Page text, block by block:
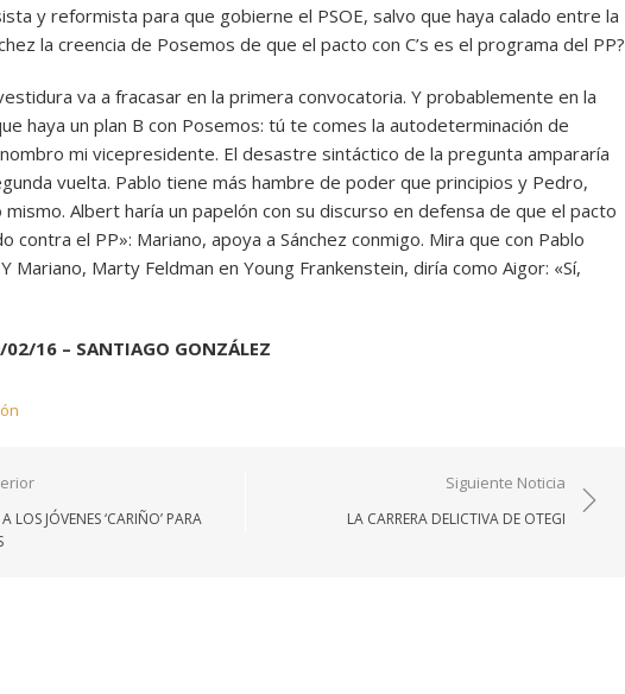
y reformista para que gobierne el PSOE, salvo que haya calado entre la
la creencia de Posemos de que el pacto con C’s es el programa del PP?
va a fracasar en la primera convocatoria. Y probablemente en la
haya un plan B con Posemos: tú te comes la autodeterminación de
mi vicepresidente. El desastre sintáctico de la pregunta ampararía
vuelta. Pablo tiene más hambre de poder que principios y Pedro,
Albert haría un papelón con su discurso en defensa de que el pacto
contra el PP»: Mariano, apoya a Sánchez conmigo. Mira que con Pablo
Mariano, Marty Feldman en Young Frankenstein, diría como Aigor: «Sí,
02/16 – SANTIAGO GONZÁLEZ
LOS JÓVENES ‘CARIÑO’ PARA
Siguiente Noticia
LA CARRERA DELICTIVA DE OTEGI